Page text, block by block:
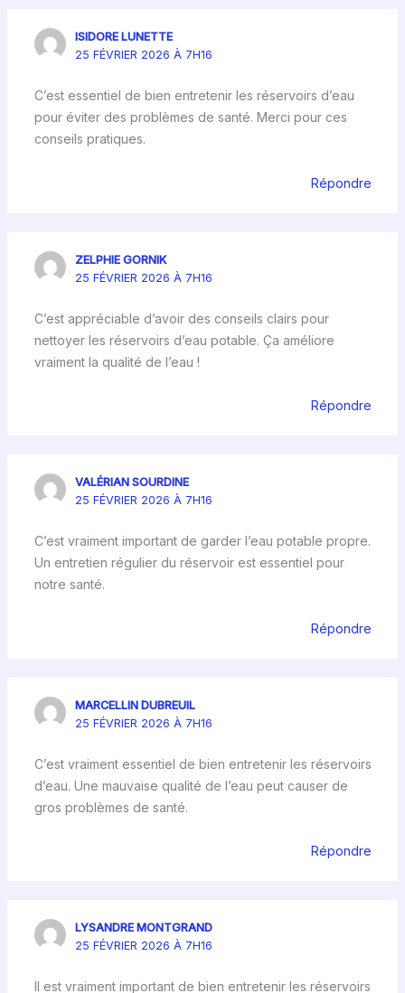
ISIDORE LUNETTE
25 FÉVRIER 2026 À 7H16
C’est essentiel de bien entretenir les réservoirs d’eau
pour éviter des problèmes de santé. Merci pour ces
conseils pratiques.
Répondre
ZELPHIE GORNIK
25 FÉVRIER 2026 À 7H16
C’est appréciable d’avoir des conseils clairs pour
nettoyer les réservoirs d’eau potable. Ça améliore
vraiment la qualité de l’eau !
Répondre
VALÉRIAN SOURDINE
25 FÉVRIER 2026 À 7H16
C’est vraiment important de garder l’eau potable propre.
Un entretien régulier du réservoir est essentiel pour
notre santé.
Répondre
MARCELLIN DUBREUIL
25 FÉVRIER 2026 À 7H16
C’est vraiment essentiel de bien entretenir les réservoirs
d’eau. Une mauvaise qualité de l’eau peut causer de
gros problèmes de santé.
Répondre
LYSANDRE MONTGRAND
25 FÉVRIER 2026 À 7H16
Il est vraiment important de bien entretenir les réservoirs